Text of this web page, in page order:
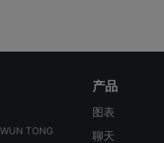
TONG
产品
图表
聊天